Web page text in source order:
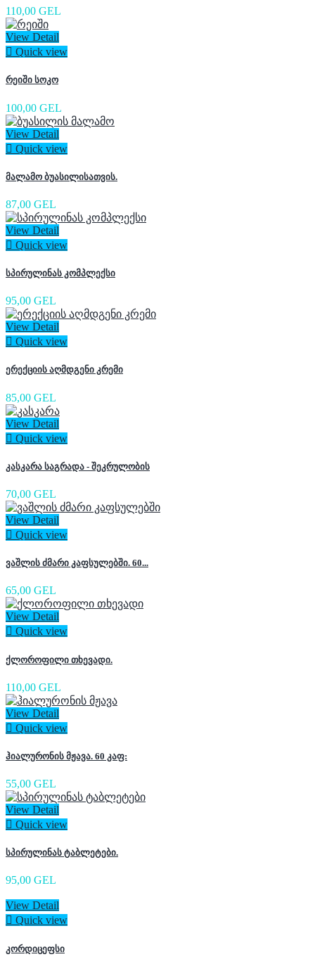
110,00 GEL
View Detail
 Quick view
რეიში სოკო
100,00 GEL
View Detail
 Quick view
მალამო ბუასილისათვის.
87,00 GEL
View Detail
 Quick view
სპირულინას კომპლექსი
95,00 GEL
View Detail
 Quick view
ერექციის აღმდგენი კრემი
85,00 GEL
View Detail
 Quick view
კასკარა საგრადა - შეკრულობის
70,00 GEL
View Detail
 Quick view
ვაშლის ძმარი კაფსულებში. 60...
65,00 GEL
View Detail
 Quick view
ქლოროფილი თხევადი.
110,00 GEL
View Detail
 Quick view
ჰიალურონის მჟავა. 60 კაფ:
55,00 GEL
View Detail
 Quick view
სპირულინას ტაბლეტები.
95,00 GEL
View Detail
 Quick view
კორდიცეფსი